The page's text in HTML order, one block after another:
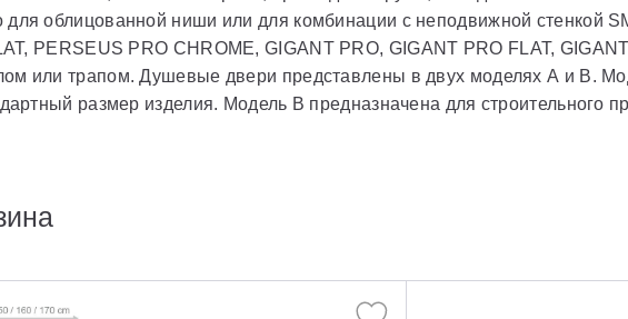
облицованной ниши или для комбинации с неподвижной стенкой
PERSEUS PRO CHROME, GIGANT PRO, GIGANT PRO FLAT,
или трапом. Душевые двери представлены в двух моделях А и В.
размер изделия. Модель В предназначена для строительного